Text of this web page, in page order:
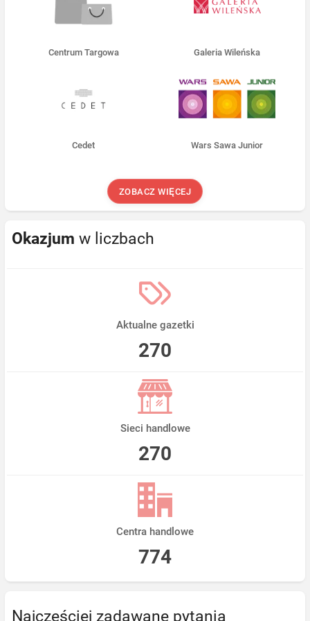
Centrum Targowa Galeria Wileńska
Cedet Wars Sawa Junior
ZOBACZ WIĘCEJ
Okazjum w liczbach
Aktualne gazetki
270
Sieci handlowe
270
Centra handlowe
774
Najczęściej zadawane pytania